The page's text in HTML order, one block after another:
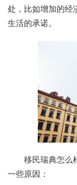
处，比如增加的经
生活的承诺。
移民瑞典怎么样
一些原因：